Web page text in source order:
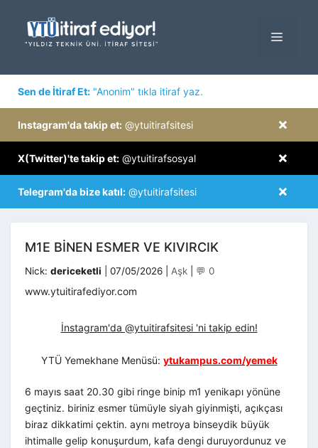
MENÜ
Sen de İtiraf Et: "Anonim" tıkla itiraf yaz.
×
Instagram'da takip et: @ytuitirafsitesi
×
X(Twitter)'te takip et: @ytuitirafsosyal
×
Telegram'da bize katıl: @ytuitirafsitesi
M1E BINEN ESMER VE KIVIRCIK
Nick: dericeketli 07/05/2026 Kategoriler
Aşk 💬 0
www.ytuitirafediyor.com
İnstagram'da @ytuitirafsitesi 'ni takip edin!
YTÜ Yemekhane Menüsü: ytukampus.com/yemek
6 mayıs saat 20.30 gibi ringe binip m1 yenikapı yönüne
geçtiniz. biriniz esmer tümüyle siyah giyinmişti, açıkçası
biraz dikkatimi çektin. aynı metroya binseydik büyük
ihtimalle gelip konuşurdum, kafa dengi duruyordunuz ve